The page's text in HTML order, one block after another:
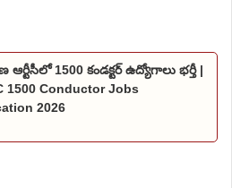
1500 కండక్టర్ ఉద్యోగాలు భర్తీ |
1500 Conductor Jobs
2026